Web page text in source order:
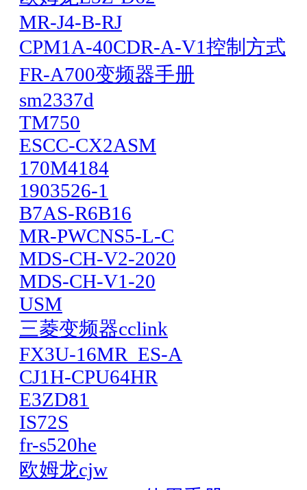
MR-J4-B-RJ
CPM1A-40CDR-A-V1控制方式
FR-A700变频器手册
sm2337d
TM750
ESCC-CX2ASM
170M4184
1903526-1
B7AS-R6B16
MR-PWCNS5-L-C
MDS-CH-V2-2020
MDS-CH-V1-20
USM
三菱变频器cclink
FX3U-16MR_ES-A
CJ1H-CPU64HR
E3ZD81
IS72S
fr-s520he
欧姆龙cjw